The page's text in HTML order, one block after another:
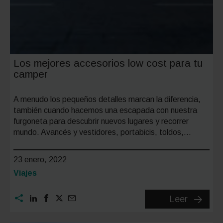
Los mejores accesorios low cost para tu
camper
A menudo los pequeños detalles marcan la diferencia,
también cuando hacemos una escapada con nuestra
furgoneta para descubrir nuevos lugares y recorrer
mundo. Avancés y vestidores, portabicis, toldos,…
23 enero, 2022
Categoría:
Viajes
Leer
Los